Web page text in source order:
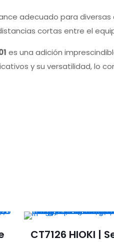
adecuado para
cortas entre el
es una adición
y su versatilidad, lo
CT7126 HIOKI |